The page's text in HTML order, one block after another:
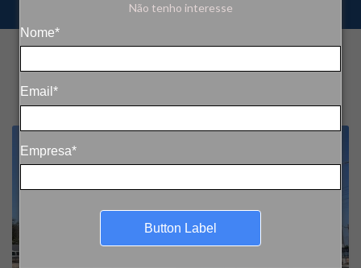
Não tenho interesse
Nome*
Email*
Empresa*
Button Label